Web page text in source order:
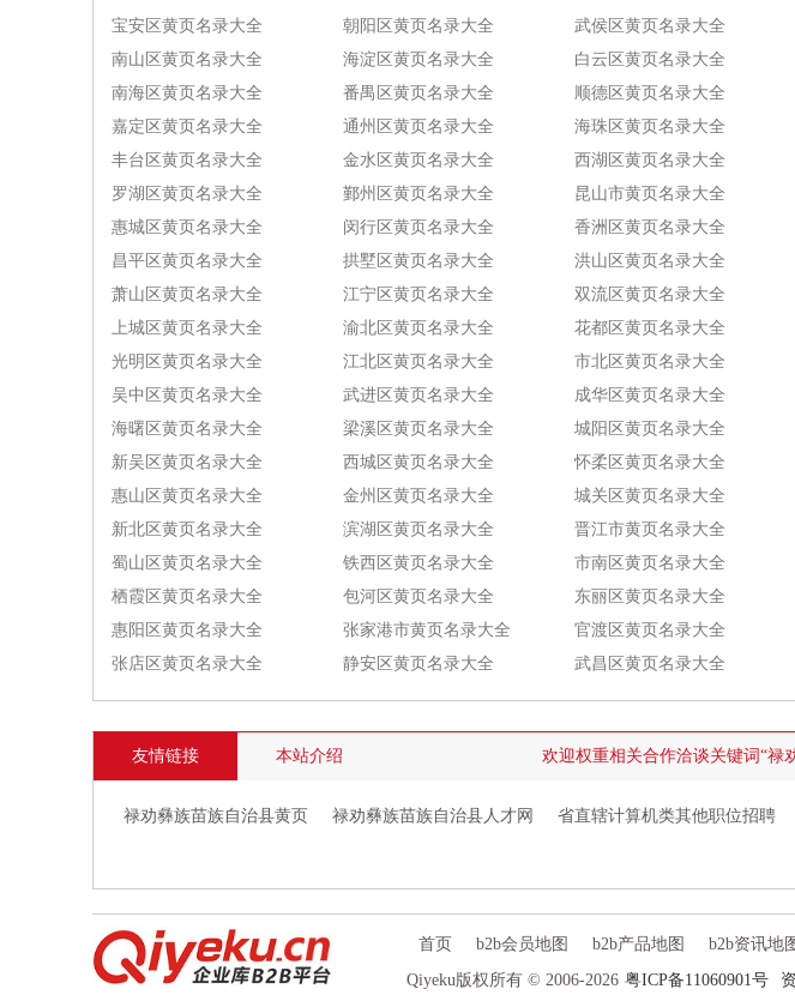
宝安区黄页名录大全 朝阳区黄页名录大全 武侯区黄页名录大全
南山区黄页名录大全
海淀区黄页名录大全 白云区黄页名录大全
南海区黄页名录大全
番禺区黄页名录大全 顺德区黄页名录大全
嘉定区黄页名录大全
通州区黄页名录大全 海珠区黄页名录大全
丰台区黄页名录大全
金水区黄页名录大全 西湖区黄页名录大全
罗湖区黄页名录大全
鄞州区黄页名录大全 昆山市黄页名录大全
惠城区黄页名录大全
闵行区黄页名录大全 香洲区黄页名录大全
昌平区黄页名录大全
拱墅区黄页名录大全 洪山区黄页名录大全
萧山区黄页名录大全
江宁区黄页名录大全 双流区黄页名录大全
上城区黄页名录大全
渝北区黄页名录大全 花都区黄页名录大全
光明区黄页名录大全
江北区黄页名录大全 市北区黄页名录大全
吴中区黄页名录大全
武进区黄页名录大全 成华区黄页名录大全
海曙区黄页名录大全
梁溪区黄页名录大全 城阳区黄页名录大全
新吴区黄页名录大全
西城区黄页名录大全 怀柔区黄页名录大全
惠山区黄页名录大全
金州区黄页名录大全 城关区黄页名录大全
新北区黄页名录大全
滨湖区黄页名录大全 晋江市黄页名录大全
蜀山区黄页名录大全
铁西区黄页名录大全 市南区黄页名录大全
栖霞区黄页名录大全
包河区黄页名录大全 东丽区黄页名录大全
惠阳区黄页名录大全
张家港市黄页名录大全 官渡区黄页名录大全
张店区黄页名录大全
静安区黄页名录大全 武昌区黄页名录大全
友情链接 本站介绍 欢迎权重相关合作洽谈关键词“禄
禄劝彝族苗族自治县黄页 禄劝彝族苗族自治县人才网 省直辖计算机类其他职位招聘
首页 b2b会员地图 b2b产品地图 b2b资讯地
Qiyeku版权所有 © 2006-2026 粤ICP备11060901号